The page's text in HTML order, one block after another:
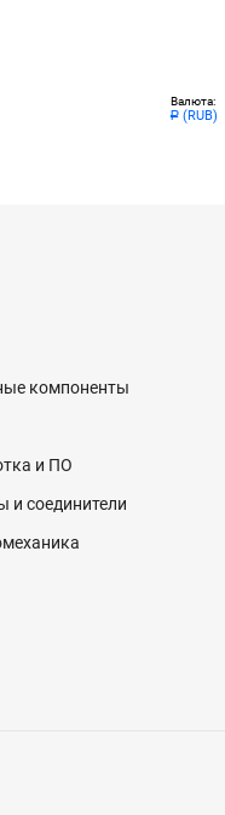
Валюта:
Р (RUB)
компоненты
и ПО
и соединители